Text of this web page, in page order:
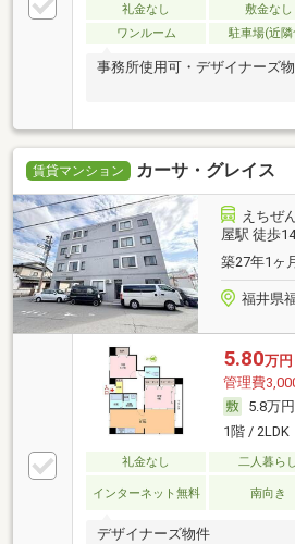
礼金なし 敷金なし
ワンルーム
駐車場(近隣
事務所使用可・デザイナーズ
賃貸マンション カーサ・グレイス
えちぜ
屋駅 徒歩
築27年1ヶ
福井県
5.80万円
管理費
5.8万円
1階 / 2LDK
礼金なし 二人暮らし
インターネット無料 南向き
デザイナーズ物件